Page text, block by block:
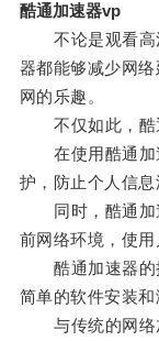
酷通加速器vp
不论是观看高
器都能够减少网
网的乐趣。
不仅如此，酷通
在使用酷通加
护，防止个人信息
同时，酷通加
前网络环境，使用
酷通加速器的
简单的软件安装和
与传统的网络